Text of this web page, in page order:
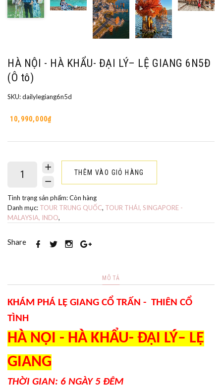
HÀ NỘI - HÀ KHẨU- ĐẠI LÝ– LỆ GIANG 6N5Đ
(Ô tô)
SKU:dailylegiang6n5d
10,990,000₫
THÊM VÀO GIỎ HÀNG
Tình trạng sản phẩm:Còn hàng
Danh mục: TOUR TRUNG QUỐC, TOUR THÁI, SINGAPORE -
MALAYSIA, INDO,
Share
MÔ TẢ
KHÁM PHÁ LỆ GIANG CỔ TRẤN - THIÊN CỔ
TÌNH
HÀ NỘI - HÀ KHẨU- ĐẠI LÝ– LỆ
GIANG
THỜI GIAN: 6 NGÀY 5 ĐÊM